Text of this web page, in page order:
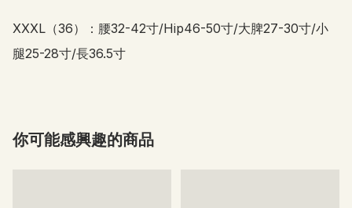
XXXL（36）：腰32-42寸/Hip46-50寸/大脾27-30寸/小
腿25-28寸/長36.5寸
你可能感興趣的商品